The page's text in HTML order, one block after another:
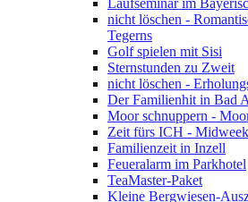
Laufseminar im
nicht löschen -
Tegerns
Golf spielen mit Sisi
Sternstunden zu Zweit
nicht löschen -
Der Familienhit in Bad
Moor schnuppern -
Zeit fürs ICH -
Familienzeit in Inzell
Feueralarm im Parkhotel
TeaMaster-Paket
Kleine Bergwiesen-